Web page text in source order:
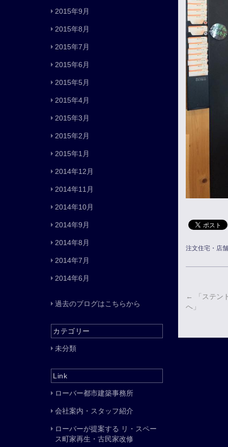
注文住宅・店
←
「ステン
へ」
2015年9月
2015年8月
2015年7月
2015年6月
2015年5月
2015年4月
2015年3月
2015年2月
2015年1月
2014年12月
2014年11月
2014年10月
2014年9月
2014年8月
2014年7月
2014年6月
過去のブログはこちらから
カテゴリー
未分類
Link
ローバー都市建築事務所
会社案内・スタッフ紹介
ローバーが提案する リ・スペー
ス町家再生・古民家改修